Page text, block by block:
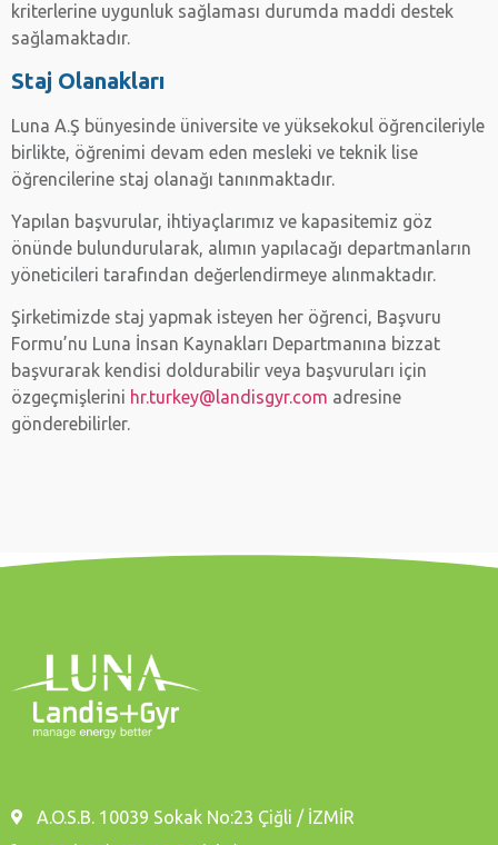
kriterlerine uygunluk sağlaması durumda maddi destek
sağlamaktadır.
Staj Olanakları
Luna A.Ş bünyesinde üniversite ve yüksekokul öğrencileriyle
birlikte, öğrenimi devam eden mesleki ve teknik lise
öğrencilerine staj olanağı tanınmaktadır.
Yapılan başvurular, ihtiyaçlarımız ve kapasitemiz göz
önünde bulundurularak, alımın yapılacağı departmanların
yöneticileri tarafından değerlendirmeye alınmaktadır.
Şirketimizde staj yapmak isteyen her öğrenci, Başvuru
Formu’nu Luna İnsan Kaynakları Departmanına bizzat
başvurarak kendisi doldurabilir veya başvuruları için
özgeçmişlerini hr.turkey@landisgyr.com adresine
gönderebilirler.
A.O.S.B. 10039 Sokak No:23 Çiğli / İZMİR